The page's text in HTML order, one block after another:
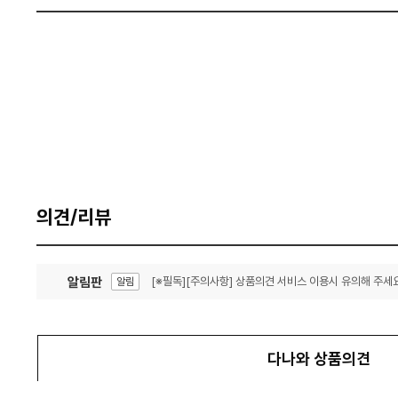
의견/리뷰
알림판 알림 [※필독][주의사항] 상품의견 서비스 이용시 유의해 주세
다나와 상품의견